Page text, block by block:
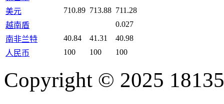
美元
710.89 713.88 711.28
越南盾
0.027
南非兰特
40.84 41.31
40.98
人民币
100 100 100
Copyright © 2025